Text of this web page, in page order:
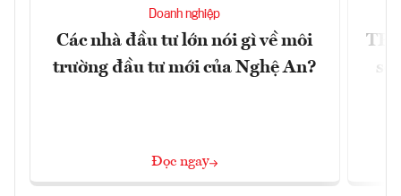
Doanh nghiệp
Các nhà đầu tư lớn nói gì về môi
trường đầu tư mới của Nghệ An?
Đọc ngay